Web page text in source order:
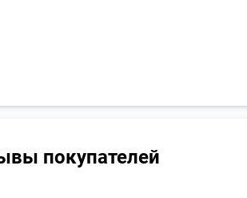
покупателей